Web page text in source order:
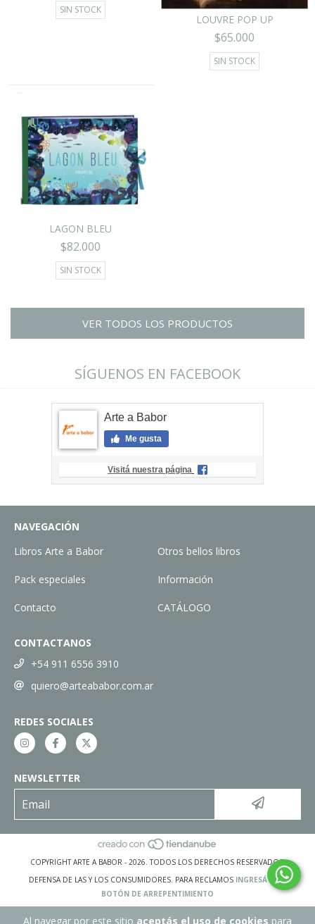
Al navegar por este sitio aceptás el uso de cookies para
SIN STOCK
LOUVRE POP UP
$65.000
SIN STOCK
LAGON BLEU
$82.000
SIN STOCK
VER TODOS LOS PRODUCTOS
SÍGUENOS EN FACEBOOK
Arte a Babor
Me gusta
Visitá nuestra página
NAVEGACIÓN
Libros Arte a Babor
Otros bellos libros
Pack especiales Información
Contacto CATÁLOGO
CONTACTANOS
+54 911 6556 3910
quiero@arteababor.com.ar
REDES SOCIALES
NEWSLETTER
COPYRIGHT ARTE A BABOR - 2026. TODOS LOS DERECHOS RESERVADOS.
DEFENSA DE LAS Y LOS CONSUMIDORES. PARA RECLAMOS INGRESÁ ACÁ.
BOTÓN DE ARREPENTIMIENTO